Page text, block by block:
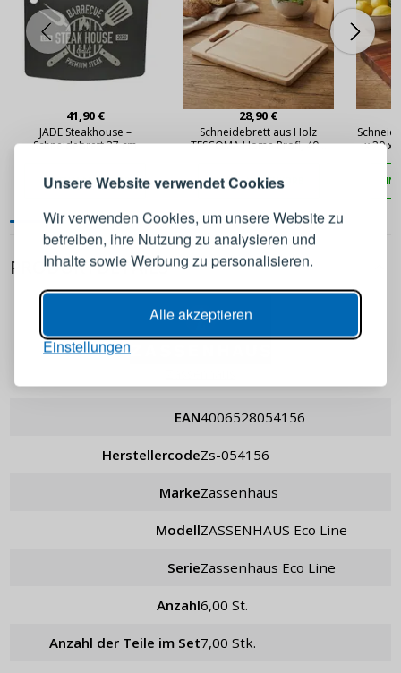
Unsere Website verwendet Cookies
Wir verwenden Cookies, um unsere Website zu
betreiben, ihre Nutzung zu analysieren und
Inhalte sowie Werbung zu personalisieren.
Alle akzeptieren
Einstellungen
41,90 €
JADE Steakhouse –
Schneidebrett 37 cm
IN DEN WARENKORB
28,90 €
Schneidebrett aus Holz
TESCOMA Home Profi, 40 x
IN DEN WARENKORB
x 20 x
IN
PRODUKTDETAILS
EAN 4006528054156
Herstellercode zs-054156
Marke Zassenhaus
Modell ZASSENHAUS Eco Line
Serie Zassenhaus Eco Line
Anzahl 6,00 St.
Anzahl der Teile im Set 7,00 Stk.
ANMELDEN REGISTRIEREN
Melden Sie sich bei Ihrem
E-Mail-Adresse
Passwort erinnern